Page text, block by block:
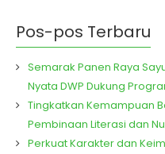
Pos-pos Terbaru
Semarak Panen Raya
Nyata DWP Dukung
Tingkatkan Kemampuan
Pembinaan Literasi dan
Perkuat Karakter dan